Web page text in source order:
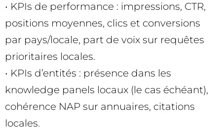
• KPIs de performance : impressions, CTR,
positions moyennes, clics et conversions
par pays/locale, part de voix sur requêtes
prioritaires locales.
• KPIs d’entités : présence dans les
knowledge panels locaux (le cas échéant),
cohérence NAP sur annuaires, citations
locales.